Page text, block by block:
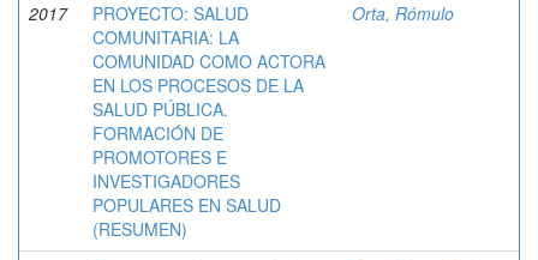
2017
PROYECTO: SALUD
COMUNITARIA: LA
COMUNIDAD COMO ACTORA
EN LOS PROCESOS DE LA
SALUD PÚBLICA.
FORMACIÓN DE
PROMOTORES E
INVESTIGADORES
POPULARES EN SALUD
(RESUMEN)
Orta, Rómulo